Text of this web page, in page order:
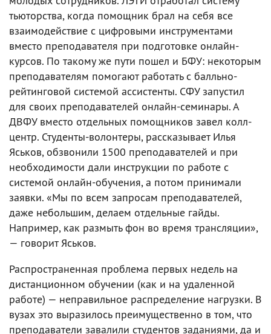
тьюторства, когда помощник брал на себя все
взаимодействие с цифровыми инструментами
вместо преподавателя при подготовке онлайн-
курсов. По такому же пути пошел и БФУ: некоторым
преподавателям помогают работать с балльно-
рейтинговой системой ассистенты. СФУ запустил
для своих преподавателей онлайн-семинары. А
ДВФУ вместо отдельных помощников завел колл-
центр. Студенты-волонтеры, рассказывает Илья
Яськов, обзвонили 1500 преподавателей и при
необходимости дали инструкции по работе с
системой онлайн-обучения, а потом принимали
заявки. «Мы по всем запросам преподавателей,
даже небольшим, делаем отдельные гайды.
Например, как размыть фон во время трансляции»,
— говорит Яськов.
Распространенная проблема первых недель на
дистанционном обучении (как и на удаленной
работе) — неправильное распределение нагрузки. В
вузах это выразилось преимущественно в том, что
преподаватели завалили студентов заданиями, да и